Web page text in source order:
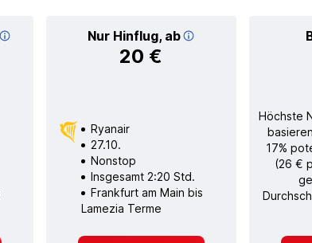
Nur Hinflug, ab
20 €
Ryanair
27.10.
Nonstop
Insgesamt 2:20 Std.
Frankfurt am Main bis
Lamezia Terme
Höchste
17%
(26 €